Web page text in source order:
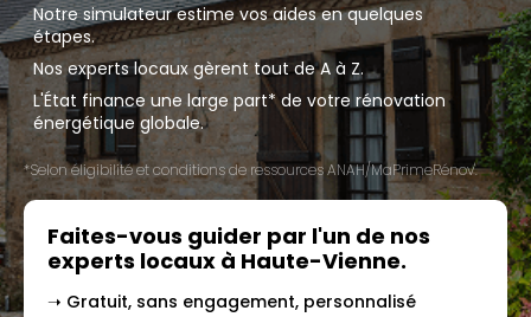
Notre simulateur estime vos aides en quelques
étapes.
Nos experts locaux gèrent tout de A à Z.
L'État finance une large part* de votre rénovation
énergétique globale.
*Selon éligibilité et conditions de ressources ANAH/MaPrimeRénov'.
Faites-vous guider par l'un de nos
experts locaux à Haute-Vienne.
➝ Gratuit, sans engagement, personnalisé